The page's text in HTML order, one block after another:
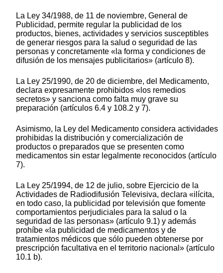
La Ley 34/1988, de 11 de noviembre, General de
Publicidad, permite regular la publicidad de los
productos, bienes, actividades y servicios susceptibles
de generar riesgos para la salud o seguridad de las
personas y concretamente «la forma y condiciones de
difusión de los mensajes publicitarios» (artículo 8).
La Ley 25/1990, de 20 de diciembre, del Medicamento,
declara expresamente prohibidos «los remedios
secretos» y sanciona como falta muy grave su
preparación (artículos 6.4 y 108.2 y 7).
Asimismo, la Ley del Medicamento considera actividades
prohibidas la distribución y comercialización de
productos o preparados que se presenten como
medicamentos sin estar legalmente reconocidos (artículo
7).
La Ley 25/1994, de 12 de julio, sobre Ejercicio de la
Actividades de Radiodifusión Televisiva, declara «ilícita,
en todo caso, la publicidad por televisión que fomente
comportamientos perjudiciales para la salud o la
seguridad de las personas» (artículo 9.1) y además
prohíbe «la publicidad de medicamentos y de
tratamientos médicos que sólo pueden obtenerse por
prescripción facultativa en el territorio nacional» (artículo
10.1 b).